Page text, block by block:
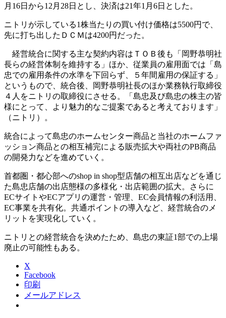
月16日から12月28日とし、決済は21年1月6日とした。
ニトリが示している1株当たりの買い付け価格は5500円で、
先に打ち出したＤＣＭは4200円だった。
経営統合に関する主な契約内容はＴＯＢ後も「岡野恭明社
長らの経営体制を維持する」ほか、従業員の雇用面では「島
忠での雇用条件の水準を下回らず、５年間雇用の保証する」
というもので、統合後、岡野恭明社長のほか業務執行取締役
４人をニトリの取締役にさせる。「島忠及び島忠の株主の皆
様にとって、より魅力的なご提案であると考えております」
（ニトリ）。
統合によって島忠のホームセンター商品と当社のホームファ
ッション商品との相互補完による販売拡大や両社のPB商品
の開発力などを進めていく。
首都圏・都心部へのshop in shop型店舗の相互出店などを通じ
た島忠店舗の出店態様の多様化・出店範囲の拡大。さらに
ECサイトやECアプリの運営・管理、EC会員情報の利活用、
EC事業を共有化。共通ポイントの導入など、経営統合のメ
リットを実現化していく。
ニトリとの経営統合を決めたため、島忠の東証1部での上場
廃止の可能性もある。
X
Facebook
印刷
メールアドレス